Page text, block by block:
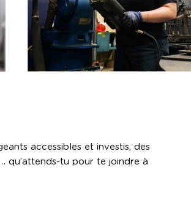
accessibles et investis, des
qu’attends-tu pour te joindre à